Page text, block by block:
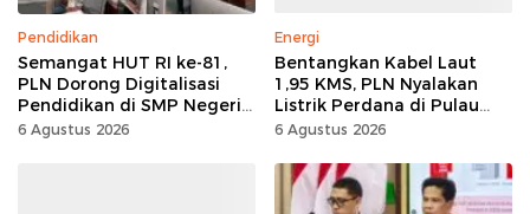
Pendidikan
Semangat HUT RI ke-81,
PLN Dorong Digitalisasi
Pendidikan di SMP Negeri
1 Palu Lewat Program TJSL
6 Agustus 2026
Energi
Bentangkan Kabel Laut
1,95 KMS, PLN Nyalakan
Listrik Perdana di Pulau
Dudepo, Desa Berlistrik di
6 Agustus 2026